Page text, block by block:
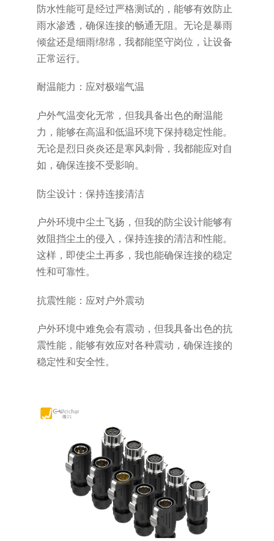
防水性能可是经过严格测试的，能够有效防止
雨水渗透，确保连接的畅通无阻。无论是暴雨
倾盆还是细雨绵绵，我都能坚守岗位，让设备
正常运行。
耐温能力：应对极端气温
户外气温变化无常，但我具备出色的耐温能
力，能够在高温和低温环境下保持稳定性能。
无论是烈日炎炎还是寒风刺骨，我都能应对自
如，确保连接不受影响。
防尘设计：保持连接清洁
户外环境中尘土飞扬，但我的防尘设计能够有
效阻挡尘土的侵入，保持连接的清洁和性能。
这样，即使尘土再多，我也能确保连接的稳定
性和可靠性。
抗震性能：应对户外震动
户外环境中难免会有震动，但我具备出色的抗
震性能，能够有效应对各种震动，确保连接的
稳定性和安全性。